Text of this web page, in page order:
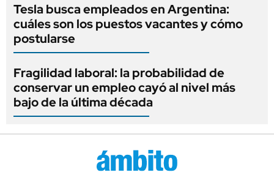
Tesla busca empleados en Argentina:
cuáles son los puestos vacantes y cómo
postularse
Fragilidad laboral: la probabilidad de
conservar un empleo cayó al nivel más
bajo de la última década